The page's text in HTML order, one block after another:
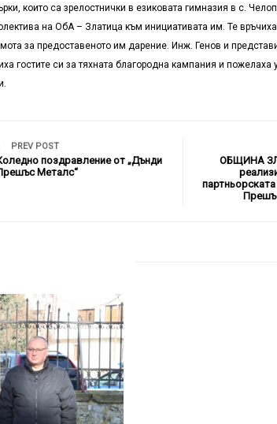
които са зрелостнички в езиковата гимназия в с.
на ОбА – Златица към инициативата им. Те
за предоставеното им дарение. Инж. Генов и
гостите си за тяхната благородна кампания и
PREV POST
поздравление от „Дънди
Металс“
ОБЩИНА